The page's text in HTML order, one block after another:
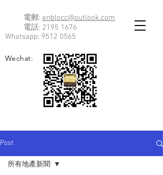
電郵: enblocc@outlook.com
電話: 2195 1676
Whatsapp: 9512 0565
Wechat:
Post
所有地產新聞